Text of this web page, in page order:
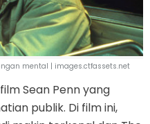
mental | images.ctfassets.net
Sean Penn yang
publik. Di film ini,